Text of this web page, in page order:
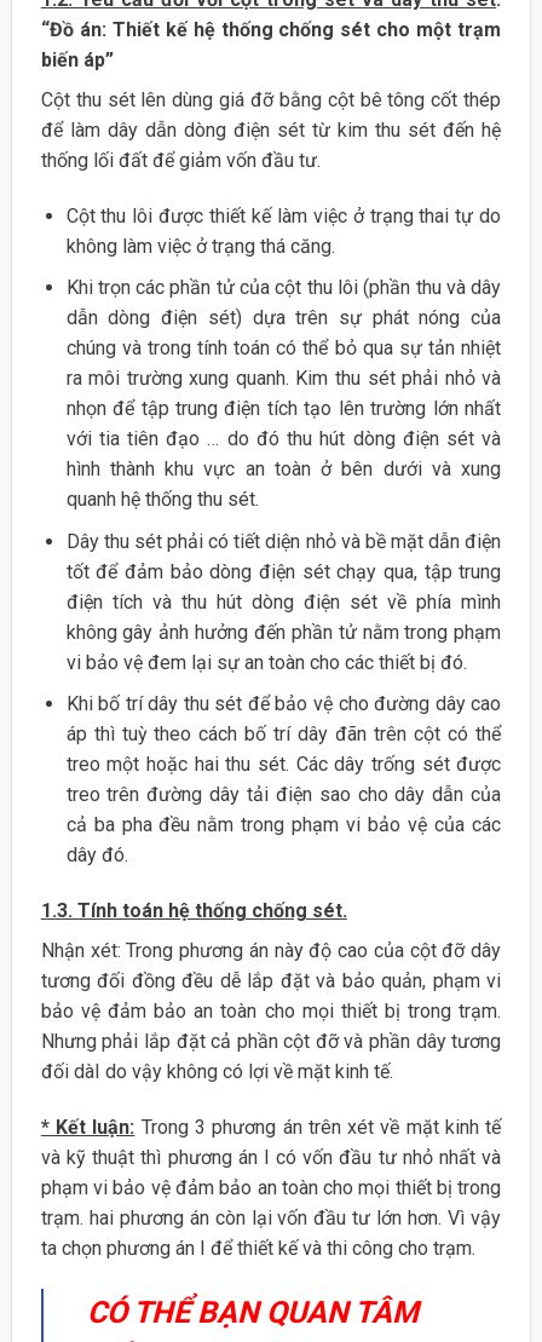
“Đồ án: Thiết kế hệ thống chống sét cho một trạm
biến áp”
Cột thu sét lên dùng giá đỡ bằng cột bê tông cốt thép
để làm dây dẫn dòng điện sét từ kim thu sét đến hệ
thống lối đất để giảm vốn đầu tư.
Cột thu lôi được thiết kế làm việc ở trạng thai tự do
không làm việc ở trạng thá căng.
Khi trọn các phần tử của cột thu lôi (phần thu và dây
dẫn dòng điện sét) dựa trên sự phát nóng của
chúng và trong tính toán có thể bỏ qua sự tản nhiệt
ra môi trường xung quanh. Kim thu sét phải nhỏ và
nhọn để tập trung điện tích tạo lên trường lớn nhất
với tia tiên đạo … do đó thu hút dòng điện sét và
hình thành khu vực an toàn ở bên dưới và xung
quanh hệ thống thu sét.
Dây thu sét phải có tiết diện nhỏ và bề mặt dẫn điện
tốt để đảm bảo dòng điện sét chạy qua, tập trung
điện tích và thu hút dòng điện sét về phía mình
không gây ảnh hưởng đến phần tử nằm trong phạm
vi bảo vệ đem lại sự an toàn cho các thiết bị đó.
Khi bố trí dây thu sét để bảo vệ cho đường dây cao
áp thì tuỳ theo cách bố trí dây đãn trên cột có thể
treo một hoặc hai thu sét. Các dây trống sét được
treo trên đường dây tải điện sao cho dây dẫn của
cả ba pha đều nằm trong phạm vi bảo vệ của các
dây đó.
1.3. Tính toán hệ thống chống sét.
Nhận xét: Trong phương án này độ cao của cột đỡ dây
tương đối đồng đều dễ lắp đặt và bảo quản, phạm vi
bảo vệ đảm bảo an toàn cho mọi thiết bị trong trạm.
Nhưng phải lắp đặt cả phần cột đỡ và phần dây tương
đối dàI do vậy không có lợi về mặt kinh tế.
* Kết luận: Trong 3 phương án trên xét về mặt kinh tế
và kỹ thuật thì phương án I có vốn đầu tư nhỏ nhất và
phạm vi bảo vệ đảm bảo an toàn cho mọi thiết bị trong
trạm. hai phương án còn lại vốn đầu tư lớn hơn. Vì vậy
ta chọn phương án I để thiết kế và thi công cho trạm.
CÓ THỂ BẠN QUAN TÂM